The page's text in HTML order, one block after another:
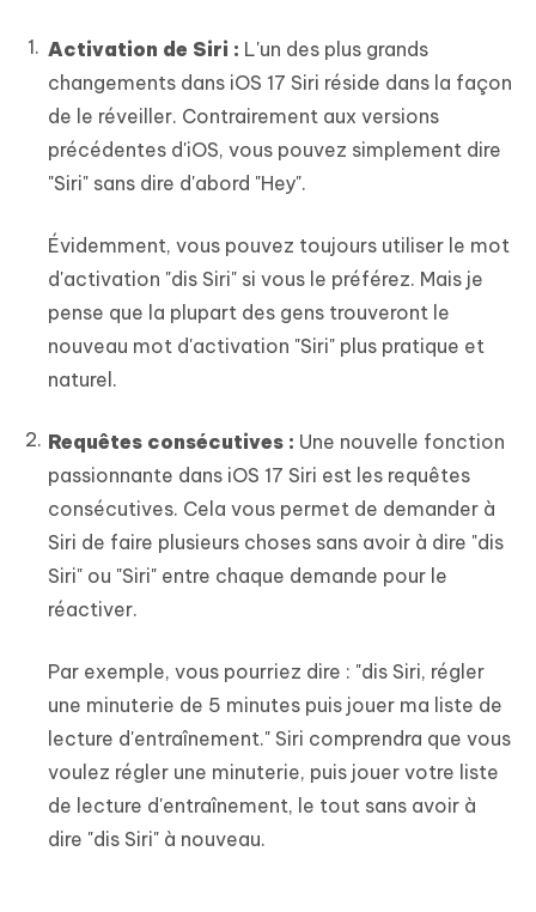
Activation de Siri : L'un des plus grands
changements dans iOS 17 Siri réside dans la façon
de le réveiller. Contrairement aux versions
précédentes d'iOS, vous pouvez simplement dire
"Siri" sans dire d'abord "Hey".
Évidemment, vous pouvez toujours utiliser le mot
d'activation "dis Siri" si vous le préférez. Mais je
pense que la plupart des gens trouveront le
nouveau mot d'activation "Siri" plus pratique et
naturel.
Requêtes consécutives : Une nouvelle fonction
passionnante dans iOS 17 Siri est les requêtes
consécutives. Cela vous permet de demander à
Siri de faire plusieurs choses sans avoir à dire "dis
Siri" ou "Siri" entre chaque demande pour le
réactiver.
Par exemple, vous pourriez dire : "dis Siri, régler
une minuterie de 5 minutes puis jouer ma liste de
lecture d'entraînement." Siri comprendra que vous
voulez régler une minuterie, puis jouer votre liste
de lecture d'entraînement, le tout sans avoir à
dire "dis Siri" à nouveau.